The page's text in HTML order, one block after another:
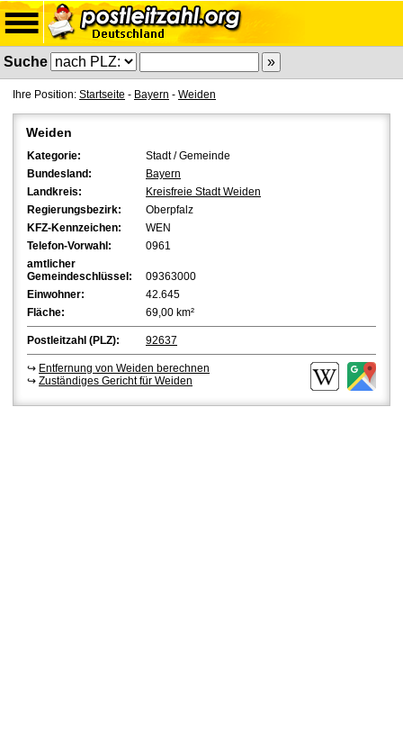
Suche
Ihre Position: Startseite - Bayern - Weiden
Weiden
Kategorie:
Stadt / Gemeinde
Bundesland:
Bayern
Landkreis:
Kreisfreie Stadt Weiden
Regierungsbezirk:
Oberpfalz
KFZ-Kennzeichen:
WEN
Telefon-Vorwahl:
0961
amtlicher
Gemeindeschlüssel:
09363000
Einwohner:
42.645
Fläche:
69,00 km²
Postleitzahl (PLZ): 92637
↪ Entfernung von Weiden berechnen
↪ Zuständiges Gericht für Weiden